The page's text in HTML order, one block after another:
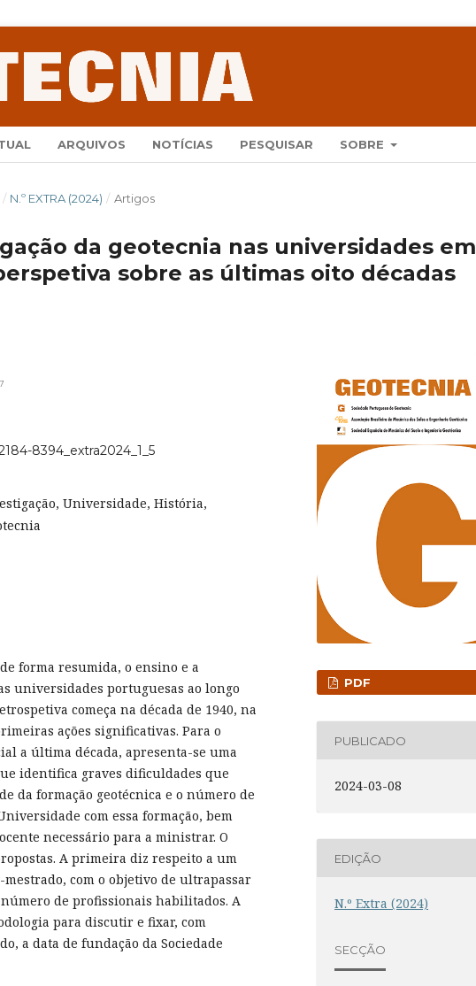
ARQUIVOS NOTÍCIAS PESQUISAR SOBRE
/ N.º EXTRA (2024) / Artigos
da geotecnia nas universidades em
sobre as últimas oito décadas
8394_extra2024_1_5
Universidade, História,
forma resumida, o ensino e a
universidades portuguesas ao longo
começa na década de 1940, na
ações significativas. Para o
a última década, apresenta-se uma
identifica graves dificuldades que
da formação geotécnica e o número de
com essa formação, bem
necessário para a ministrar. O
A primeira diz respeito a um
com o objetivo de ultrapassar
de profissionais habilitados. A
para discutir e fixar, com
a data de fundação da Sociedade
PDF
PUBLICADO
2024-03-08
EDIÇÃO
N.º Extra (2024)
SECÇÃO